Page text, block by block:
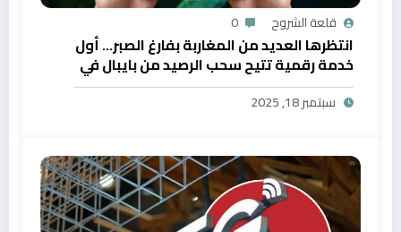
قلعة الشروح 0
انتظرها العديد من المغاربة بفارغ الصبر… أول
خدمة رقمية تتيح سحب الرصيد من بايبال في
المغرب
سبتمبر 18, 2025